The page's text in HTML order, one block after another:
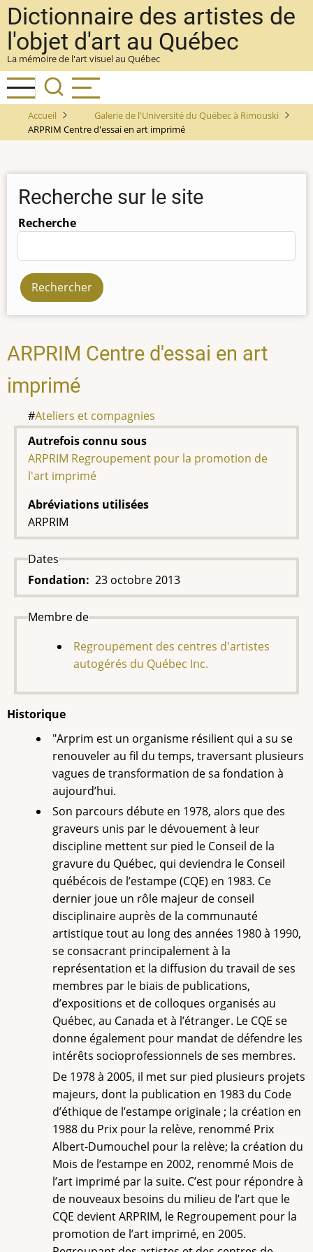
Aller
au
contenu
principal
Dictionnaire des artistes de
l'objet d'art au Québec
La mémoire de l'art visuel au Québec
Accueil
Galerie de l'Université du Québec à Rimouski
ARPRIM Centre d'essai en art imprimé
Recherche sur le site
Recherche
ARPRIM Centre d'essai en art
imprimé
Ateliers et compagnies
Autrefois connu sous
ARPRIM Regroupement pour la promotion de
l'art imprimé
Abréviations utilisées
ARPRIM
Dates
Fondation
23 octobre 2013
Membre de
Regroupement des centres d'artistes
autogérés du Québec Inc.
Historique
"Arprim est un organisme résilient qui a su se
renouveler au fil du temps, traversant plusieurs
vagues de transformation de sa fondation à
aujourd’hui.
Son parcours débute en 1978, alors que des
graveurs unis par le dévouement à leur
discipline mettent sur pied le Conseil de la
gravure du Québec, qui deviendra le Conseil
québécois de l’estampe (CQE) en 1983. Ce
dernier joue un rôle majeur de conseil
disciplinaire auprès de la communauté
artistique tout au long des années 1980 à 1990,
se consacrant principalement à la
représentation et la diffusion du travail de ses
membres par le biais de publications,
d’expositions et de colloques organisés au
Québec, au Canada et à l’étranger. Le CQE se
donne également pour mandat de défendre les
intérêts socioprofessionnels de ses membres.
De 1978 à 2005, il met sur pied plusieurs projets
majeurs, dont la publication en 1983 du Code
d’éthique de l’estampe originale ; la création en
1988 du Prix pour la relève, renommé Prix
Albert-Dumouchel pour la relève; la création du
Mois de l’estampe en 2002, renommé Mois de
l’art imprimé par la suite. C’est pour répondre à
de nouveaux besoins du milieu de l’art que le
CQE devient ARPRIM, le Regroupement pour la
promotion de l’art imprimé, en 2005.